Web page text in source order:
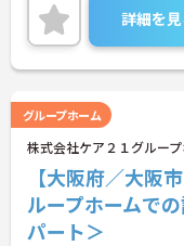
す！
ご興味のある方には
に詳細をお話しいた
さい！
詳細を
グループホーム
株式会社ケア２１グルー
【大阪府／大阪
ループホームで
パート＞